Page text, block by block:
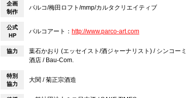
企画
制作
パルコ/梅田ロフト/mmp/カルタクリエイティブ
公式
HP
パルコアート： http://www.parco-art.com
協力
葉石かおり (エッセイスト/酒ジャーナリスト) / シンコー
酒店 / Bau-Com.
特別
協力
大関 / 菊正宗酒造